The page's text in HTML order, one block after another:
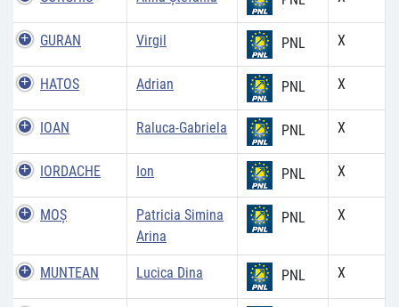
GURAN Virgil PNL X
HATOS Adrian PNL X
IOAN Raluca-Gabriela PNL X
IORDACHE Ion PNL X
MOȘ
Patricia Simina
Arina
PNL X
MUNTEAN Lucica Dina PNL X